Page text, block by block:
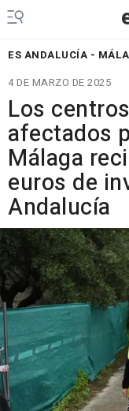
ES ANDALUCÍA -
4 DE MARZO DE 2025
Los
afectados
Málaga
euros de
Andalucía